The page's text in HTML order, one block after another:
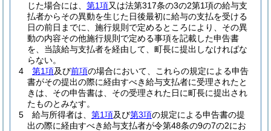
じた場合には、 第1項又は法第317条の3の2第1項の給与支
払者からその異動を生じた日後最初に給与の支払を受ける
日の前日までに、施行規則で定めるところにより、その異
動の内容その他施行規則で定める事項を記載した申告書
を、当該給与支払者を経由して、町長に提出しなければな
らない。
4
第1項及び前項の場合において、これらの規定による申告
書がその提出の際に経由すべき給与支払者に受理されたと
きは、その申告書は、その受理された日に町長に提出され
たものとみなす。
5
給与所得者は、 第1項及び第3項の規定による申告書の提
出の際に経由すべき給与支払者が令第48条の9の7の2にお